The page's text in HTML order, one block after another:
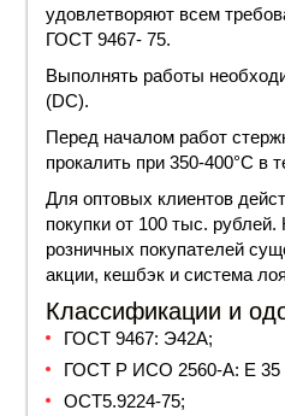
удовлетворяют всем
ГОСТ 9467- 75.
Выполнять работы
(DC).
Перед началом работ
прокалить при 350-400°С в
Для оптовых клиентов
покупки от 100 тыс. рублей.
розничных покупателей
акции, кешбэк и система
Классификации и
ГОСТ 9467: Э42А;
ГОСТ Р ИСО 2560-A: E 35
ОСТ5.9224-75;